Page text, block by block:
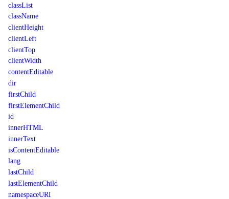
classList
className
clientHeight
clientLeft
clientTop
clientWidth
contentEditable
dir
firstChild
firstElementChild
id
innerHTML
innerText
isContentEditable
lang
lastChild
lastElementChild
namespaceURI